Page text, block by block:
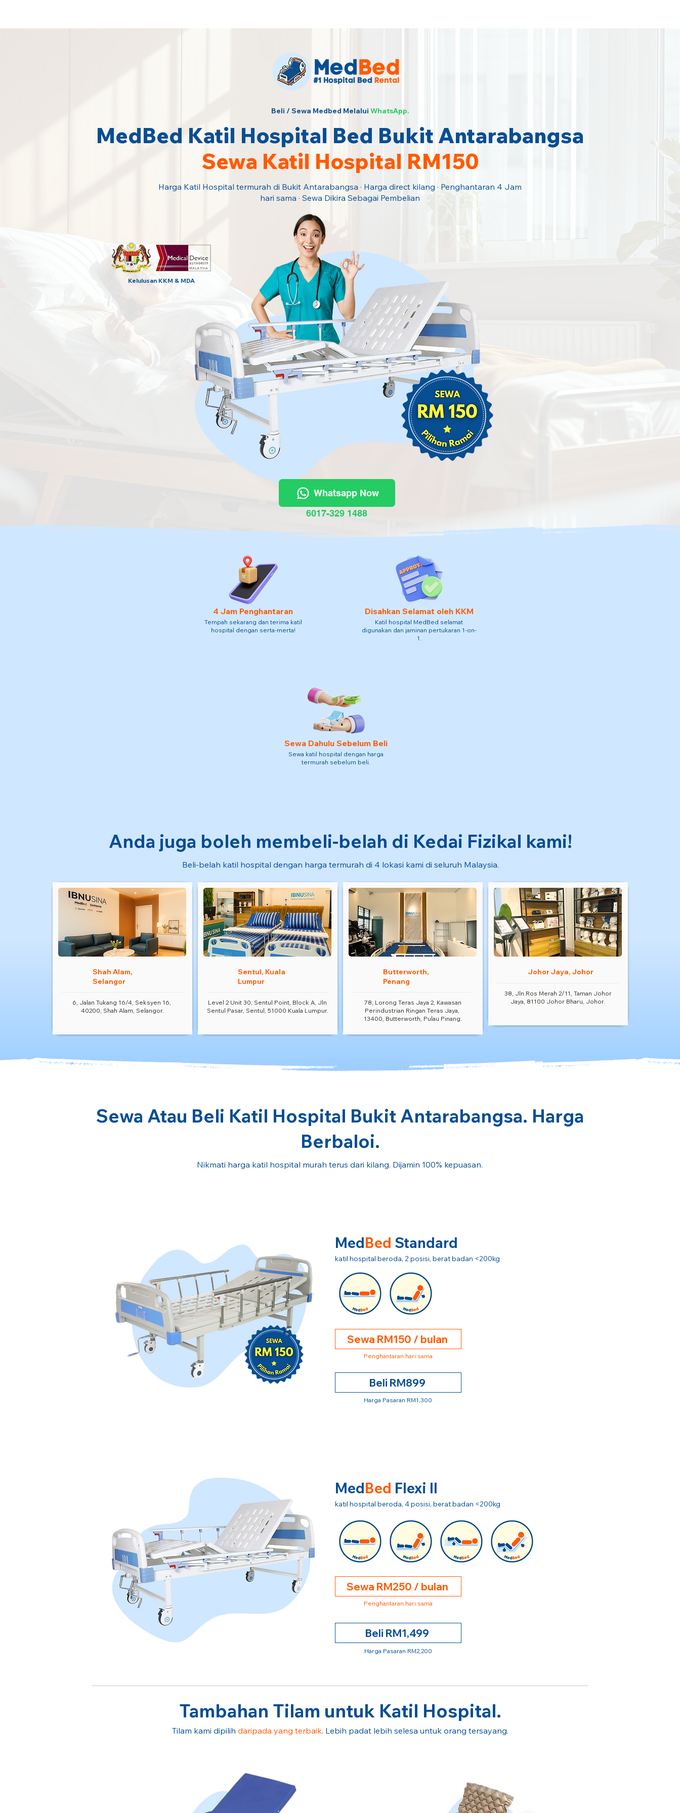
Beli / Sewa Medbed Melalui WhatsApp.
MedBed Katil Hospital Bed Bukit Antarabangsa
Sewa Katil Hospital RM150
Harga Katil Hospital termurah di Bukit Antarabangsa · Harga direct kilang · Penghantaran 4 Jam
hari sama · Sewa Dikira Sebagai Pembelian
Kelulusan KKM & MDA
Whatsapp Now
6017-329 1488
4 Jam Penghantaran
Tempah sekarang dan terima katil
hospital dengan serta-merta!
Disahkan Selamat oleh KKM
Katil hospital MedBed selamat
digunakan dan jaminan pertukaran 1-on-
1.
Sewa Dahulu Sebelum Beli
Sewa katil hospital dengan harga
termurah sebelum beli.
Anda juga boleh membeli-belah di Kedai Fizikal kami!
Beli-belah katil hospital dengan harga termurah di 4 lokasi kami di seluruh Malaysia.
Shah Alam,
Selangor
6, Jalan Tukang 16/4, Seksyen 16,
40200, Shah Alam, Selangor.
Sentul, Kuala
Lumpur
Level 2 Unit 30, Sentul Point, Block A, Jln
Sentul Pasar, Sentul, 51000 Kuala Lumpur.
Butterworth,
Penang
78, Lorong Teras Jaya 2, Kawasan
Perindustrian Ringan Teras Jaya,
13400, Butterworth, Pulau Pinang.
Johor Jaya, Johor
38, Jln.Ros Merah 2/11, Taman Johor
Jaya, 81100 Johor Bharu, Johor.
Sewa Atau Beli Katil Hospital Bukit Antarabangsa. Harga
Berbaloi.
Nikmati harga katil hospital murah terus dari kilang. Dijamin 100% kepuasan.
MedBed Standard
katil hospital beroda, 2 posisi, berat badan <200kg
Sewa RM150 / bulan
Penghantaran hari sama
Beli RM899
Harga Pasaran RM1,300
MedBed Flexi II
katil hospital beroda, 4 posisi, berat badan <200kg
Sewa RM250 / bulan
Penghantaran hari sama
Beli RM1,499
Harga Pasaran RM2,200
Tambahan Tilam untuk Katil Hospital.
Tilam kami dipilih daripada yang terbaik. Lebih padat lebih selesa untuk orang tersayang.